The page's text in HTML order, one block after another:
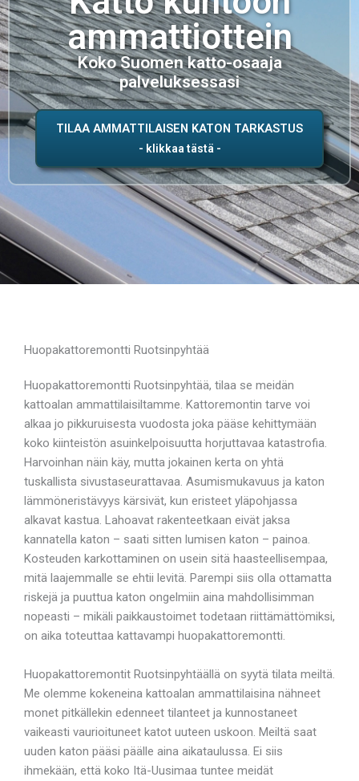
ammattiottein
Koko Suomen katto-osaaja
palveluksessasi
TILAA AMMATTILAISEN KATON TARKASTUS
Huopakattoremontti Ruotsinpyhtää
Huopakattoremontti Ruotsinpyhtää, tilaa se meidän
kattoalan ammattilaisiltamme. Kattoremontin tarve voi
alkaa jo pikkuruisesta vuodosta joka pääse kehittymään
koko kiinteistön asuinkelpoisuutta horjuttavaa katastrofia.
Harvoinhan näin käy, mutta jokainen kerta on yhtä
tuskallista sivustaseurattavaa. Asumismukavuus ja katon
lämmöneristävyys kärsivät, kun eristeet yläpohjassa
alkavat kastua. Lahoavat rakenteetkaan eivät jaksa
kannatella katon – saati sitten lumisen katon – painoa.
Kosteuden karkottaminen on usein sitä haasteellisempaa,
mitä laajemmalle se ehtii levitä. Parempi siis olla ottamatta
riskejä ja puuttua katon ongelmiin aina mahdollisimman
nopeasti – mikäli paikkaustoimet todetaan riittämättömiksi,
on aika toteuttaa kattavampi huopakattoremontti.
Huopakattoremontit Ruotsinpyhtäällä on syytä tilata meiltä.
Me olemme kokeneina kattoalan ammattilaisina nähneet
monet pitkällekin edenneet tilanteet ja kunnostaneet
vaikeasti vaurioituneet katot uuteen uskoon. Meiltä saat
uuden katon pääsi päälle aina aikataulussa. Ei siis
ihmekään, että koko Itä-Uusimaa tuntee meidät